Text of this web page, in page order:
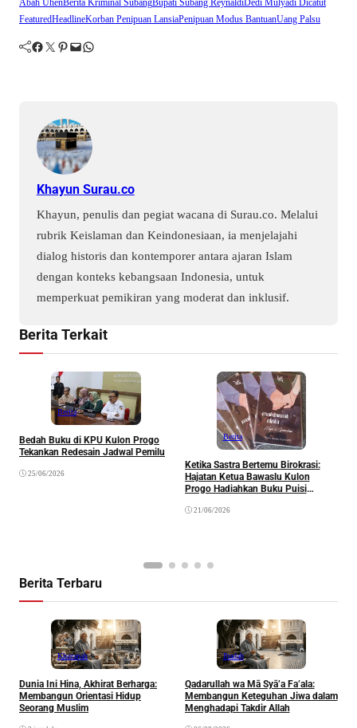
Abah UhenBerita Kriminal SubangBupati Subang ReynaldiDedi Mulyadi Dicatut
FeaturedHeadlineKorban Penipuan LansiaPenipuan Modus BantuanUang Palsu
Facebook Twitter Pinterest Mail WhatsApp
Khayun Surau.co
Khayun, penulis dan pegiat wacana di Surau.co. Melalui
rubrik Keislaman dan Keindonesiaan, ia menjelajahi
dialog historis dan kontemporer antara ajaran Islam
dengan konteks kebangsaan Indonesia, untuk
memperkuat pemikiran yang moderat dan inklusif.
Berita Terkait
Berita
Bedah Buku di KPU Kulon Progo
Tekankan Redesain Jadwal Pemilu
25/06/2026
Berita
Ketika Sastra Bertemu Birokrasi:
Hajatan Ketua Bawaslu Kulon
Progo Hadiahkan Buku Puisi
21/06/2026
Berita Terbaru
Khazanah
Dunia Ini Hina, Akhirat Berharga:
Membangun Orientasi Hidup
Seorang Muslim
Ibadah
Qadarullah wa Mā Syā’a Fa’ala:
Membangun Keteguhan Jiwa dalam
Menghadapi Takdir Allah